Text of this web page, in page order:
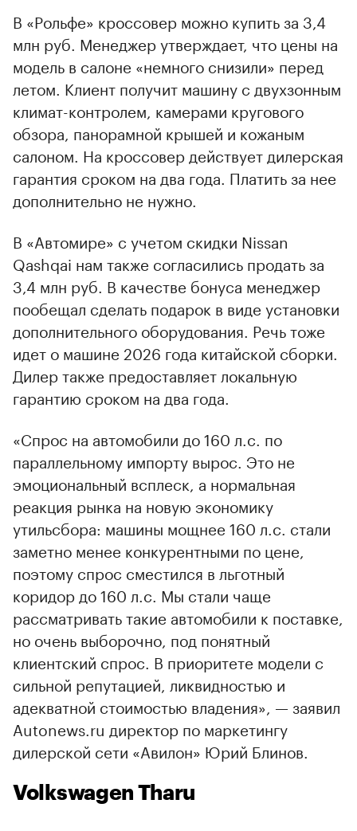
В «Рольфе» кроссовер можно купить за 3,4
млн руб. Менеджер утверждает, что цены на
модель в салоне «немного снизили» перед
летом. Клиент получит машину с двухзонным
климат-контролем, камерами кругового
обзора, панорамной крышей и кожаным
салоном. На кроссовер действует дилерская
гарантия сроком на два года. Платить за нее
дополнительно не нужно.
В «Автомире» с учетом скидки Nissan
Qashqai нам также согласились продать за
3,4 млн руб. В качестве бонуса менеджер
пообещал сделать подарок в виде установки
дополнительного оборудования. Речь тоже
идет о машине 2026 года китайской сборки.
Дилер также предоставляет локальную
гарантию сроком на два года.
«Спрос на автомобили до 160 л.с. по
параллельному импорту вырос. Это не
эмоциональный всплеск, а нормальная
реакция рынка на новую экономику
утильсбора: машины мощнее 160 л.с. стали
заметно менее конкурентными по цене,
поэтому спрос сместился в льготный
коридор до 160 л.с. Мы стали чаще
рассматривать такие автомобили к поставке,
но очень выборочно, под понятный
клиентский спрос. В приоритете модели с
сильной репутацией, ликвидностью и
адекватной стоимостью владения», — заявил
Autonews.ru директор по маркетингу
дилерской сети «Авилон» Юрий Блинов.
Volkswagen Tharu